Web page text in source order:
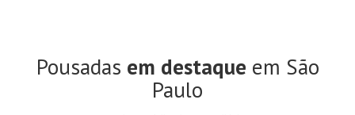
Pousadas em destaque em São
Paulo